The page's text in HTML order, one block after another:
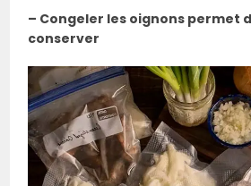
– Congeler les oignons permet
conserver